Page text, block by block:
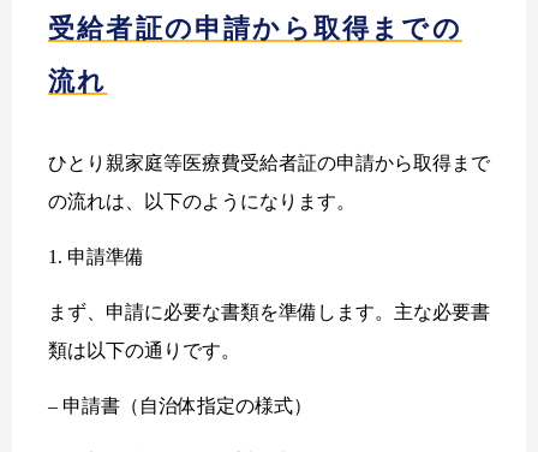
受給者証の申請から取得までの
流れ
ひとり親家庭等医療費受給者証の申請から取得まで
の流れは、以下のようになります。
1. 申請準備
まず、申請に必要な書類を準備します。主な必要書
類は以下の通りです。
– 申請書（自治体指定の様式）